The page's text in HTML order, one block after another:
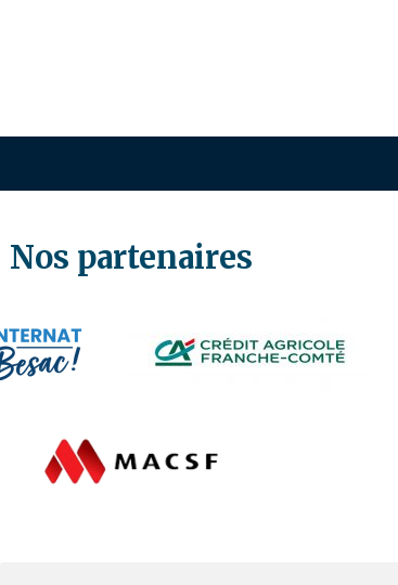
Nos partenaires